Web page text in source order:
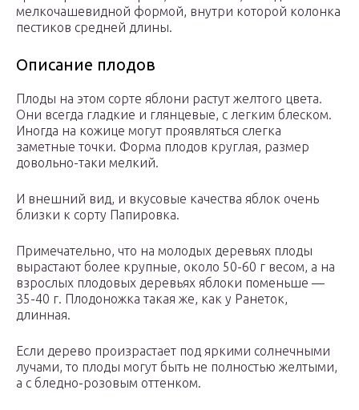
мелкочашевидной формой, внутри которой колонка
пестиков средней длины.
Описание плодов
Плоды на этом сорте яблони растут желтого цвета.
Они всегда гладкие и глянцевые, с легким блеском.
Иногда на кожице могут проявляться слегка
заметные точки. Форма плодов круглая, размер
довольно-таки мелкий.
И внешний вид, и вкусовые качества яблок очень
близки к сорту Папировка.
Примечательно, что на молодых деревьях плоды
вырастают более крупные, около 50-60 г весом, а на
взрослых плодовых деревьях яблоки поменьше —
35-40 г. Плодоножка такая же, как у Ранеток,
длинная.
Если дерево произрастает под яркими солнечными
лучами, то плоды могут быть не полностью желтыми,
а с бледно-розовым оттенком.